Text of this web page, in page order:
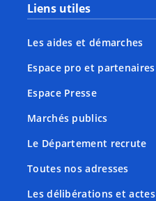
Liens utiles
Les aides et démarches
Espace pro et partenaires
Espace Presse
Marchés publics
Le Département recrute
Toutes nos adresses
Les délibérations et actes